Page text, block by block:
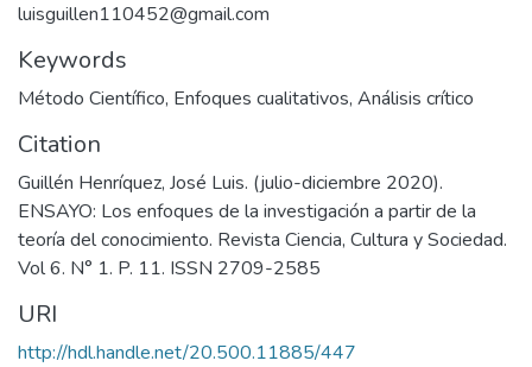
luisguillen110452@gmail.com
Keywords
Método Científico, Enfoques cualitativos, Análisis crítico
Citation
Guillén Henríquez, José Luis. (julio-diciembre 2020).
ENSAYO: Los enfoques de la investigación a partir de la
teoría del conocimiento. Revista Ciencia, Cultura y Sociedad.
Vol 6. N° 1. P. 11. ISSN 2709-2585
URI
http://hdl.handle.net/20.500.11885/447